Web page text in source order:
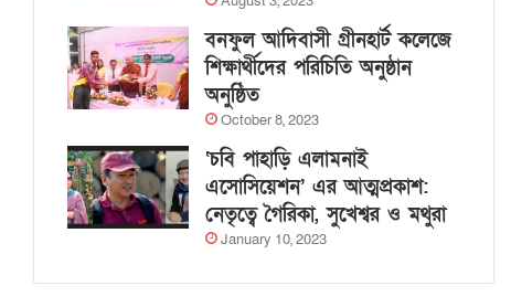
বনফুল আদিবাসী গ্রীনহার্ট কলেজে
শিক্ষার্থীদের পরিচিতি অনুষ্ঠান
অনুষ্ঠিত
October 8, 2023
‘চবি পাহাড়ি এলামনাই
এসোসিয়েশন’ এর আত্মপ্রকাশ:
নেতৃত্বে গৈরিকা, সুখেশ্বর ও মথুরা
January 10, 2023